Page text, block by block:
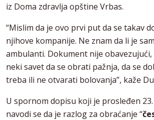
iz Doma zdravlja opštine Vrbas.
“Mislim da je ovo prvi put da se takav
njihove kompanije. Ne znam da li je
ambulanti. Dokument nije obavezujući,
neki savet da se obrati pažnja, da se
treba ili ne otvarati bolovanja”, kaže
U spornom dopisu koji je prosleđen
navodi se da je razlog za obraćanje “